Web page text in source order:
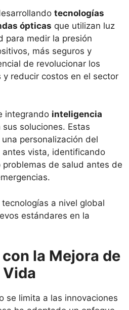
tecnologías
ópticas que utilizan luz
para medir la presión
más seguros y
de revolucionar los
reducir costos en el sector
integrando inteligencia
sus soluciones. Estas
personalización del
vista, identificando
de salud antes de
a nivel global
estándares en la
la Mejora de
Vida
se limita a las innovaciones